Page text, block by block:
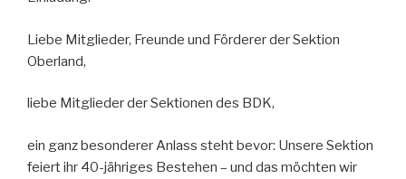
Liebe Mitglieder, Freunde und Förderer der Sektion
Oberland,
liebe Mitglieder der Sektionen des BDK,
ein ganz besonderer Anlass steht bevor: Unsere Sektion
feiert ihr 40-jähriges Bestehen – und das möchten wir